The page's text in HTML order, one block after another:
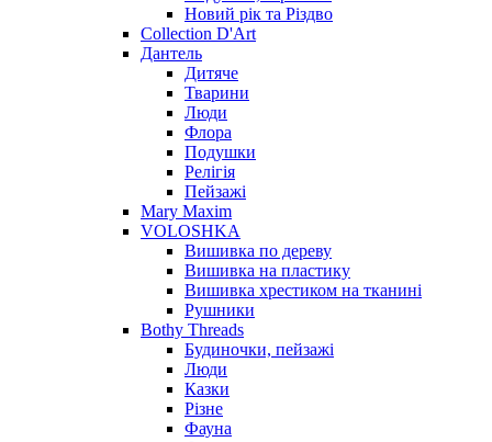
Новий рік та Різдво
Collection D'Art
Дантель
Дитяче
Тварини
Люди
Флора
Подушки
Релігія
Пейзажі
Mary Maxim
VOLOSHKA
Вишивка по дереву
Вишивка на пластику
Вишивка хрестиком на тканині
Рушники
Bothy Threads
Будиночки, пейзажі
Люди
Казки
Різне
Фауна